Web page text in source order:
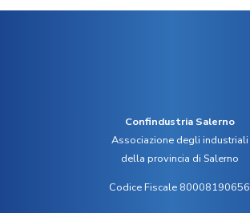
Confindustria Salerno
Associazione degli industriali
della provincia di Salerno
Codice Fiscale 80008190656